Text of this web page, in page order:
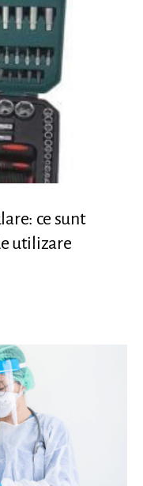
ce sunt
utilizare